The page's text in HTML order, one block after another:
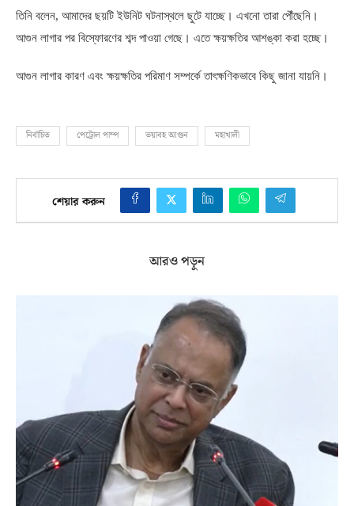
তিনি বলেন, আমাদের ছয়টি ইউনিট ঘটনাস্থলে ছুটে যাচ্ছে। এখনো তারা পৌঁছেনি।
আগুন লাগার পর বিস্ফোরণের শব্দ পাওয়া গেছে। এতে ক্ষয়ক্ষতির আশঙ্কা করা হচ্ছে।
আগুন লাগার কারণ এবং ক্ষয়ক্ষতির পরিমাণ সম্পর্কে তাৎক্ষণিকভাবে কিছু জানা যায়নি।
নির্বাচিত পেট্রোল পাম্প ভয়াবহ আগুন মহাখালী
শেয়ার করুন
আরও পড়ুন